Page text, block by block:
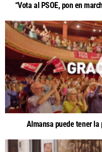
“Vota al PSOE, pon en
Almansa puede tener